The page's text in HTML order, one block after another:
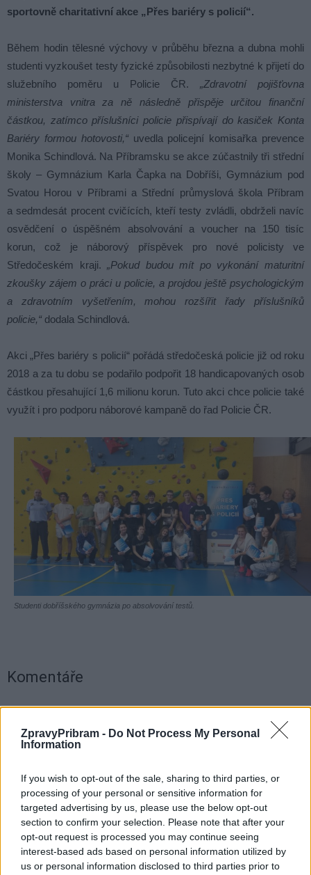
ZpravyPribram - Do Not Process My Personal
Information
If you wish to opt-out of the sale, sharing to third parties, or
processing of your personal or sensitive information for
targeted advertising by us, please use the below opt-out
section to confirm your selection. Please note that after your
opt-out request is processed you may continue seeing
interest-based ads based on personal information utilized by
us or personal information disclosed to third parties prior to
sportovně charitativní akce „Přes bariéry s policií“.
Během hodin tělesné výchovy v průběhu března a dubna mohli
studenti vyzkoušet testy fyzické způsobilosti nezbytné k přijetí do
služebního poměru u Policie ČR. „Zdravotní pojišťovna
ministerstva vnitra za ně následně přispěje určitou finanční
částkou, zatímco příslušníci policie přispívají do kasiček Konta
Bariéry formou hotovosti,“uvedla policejní komisařka prevence
Monika Schindlová. Na Příbramsku se akce zúčastnily tři střední
školy – Gymnázium Karla Čapka na Dobříši, Gymnázium pod
Svatou Horou v Příbrami a Střední průmyslová škola Příbram
a sedmdesát procent cvičících, kteří testy zvládli, obdrželi navíc
osvědčení o úspěšném absolvování a voucher na 150 tisíc
korun, což je náborový příspěvek pro nové policisty ve
Středočeském kraji.„Pokud budou mít po vykonání maturitní
zkoušky zájem o práci u policie, a projdou ještě psychologickým
a zdravotním vyšetřením, mohou rozšířit řady příslušníků
policie,“ dodala Schindlová.
Akci „Přes bariéry s policií“ pořádá středočeská policie již od roku
2018 a za tu dobu se podařilo podpořit 18 handicapovaných osob
částkou přesahující 1,6 milionu korun. Tuto akci chce policie také
využít i pro podporu náborové kampaně do řad Policie ČR.
Studenti dobříšského gymnázia po absolvování testů.
Komentáře
TAGY Bariéry